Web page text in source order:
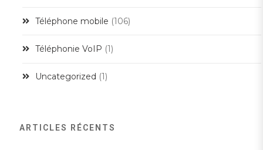
Téléphone mobile (106)
Téléphonie VoIP (1)
Uncategorized (1)
ARTICLES RÉCENTS